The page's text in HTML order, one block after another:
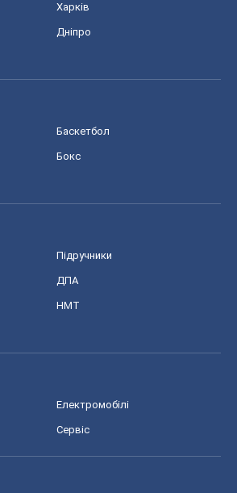
Харків
Дніпро
Баскетбол
Бокс
Підручники
ДПА
НМТ
Електромобілі
Сервіс